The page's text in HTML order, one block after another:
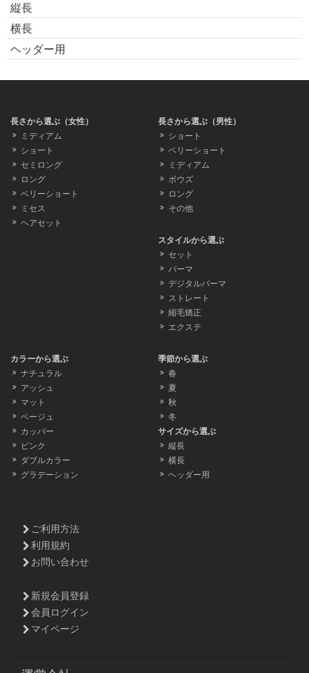
縦長
横長
ヘッダー用
長さから選ぶ（女性）
ミディアム
ショート
セミロング
ロング
ベリーショート
ミセス
ヘアセット
長さから選ぶ（男性）
ショート
ベリーショート
ミディアム
ボウズ
ロング
その他
スタイルから選ぶ
セット
パーマ
デジタルパーマ
ストレート
縮毛矯正
エクステ
カラーから選ぶ
ナチュラル
アッシュ
マット
ベージュ
カッパー
ピンク
ダブルカラー
グラデーション
季節から選ぶ
春
夏
秋
冬
サイズから選ぶ
縦長
横長
ヘッダー用
ご利用方法
利用規約
お問い合わせ
新規会員登録
会員ログイン
マイページ